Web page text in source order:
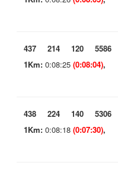
437 214 120 5586
1Km: 0:08:25 (0:08:04),
438 224 140 5306
1Km: 0:08:18 (0:07:30),